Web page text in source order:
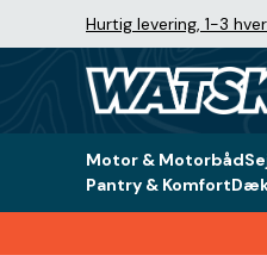
Hurtig levering, 1-3
Motor & Motorbåd
Pantry & Komfort